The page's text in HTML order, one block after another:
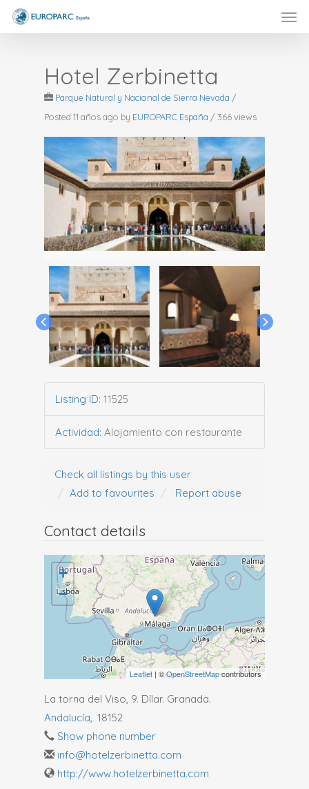
Skip
Hotel Zerbinetta
Parque Natural y Nacional de Sierra Nevada /
Posted 11 años ago by EUROPARC España / 366 views
Listing ID: 11525
Actividad: Alojamiento con restaurante
Check all listings by this user
Add to favourites
Report abuse
Contact details
+
−
Leaflet | ©OpenStreetMapcontributors
La torna del Viso, 9. Dílar. Granada.
Andalucía, 18152
Show phone number
info@hotelzerbinetta.com
http://www.hotelzerbinetta.com